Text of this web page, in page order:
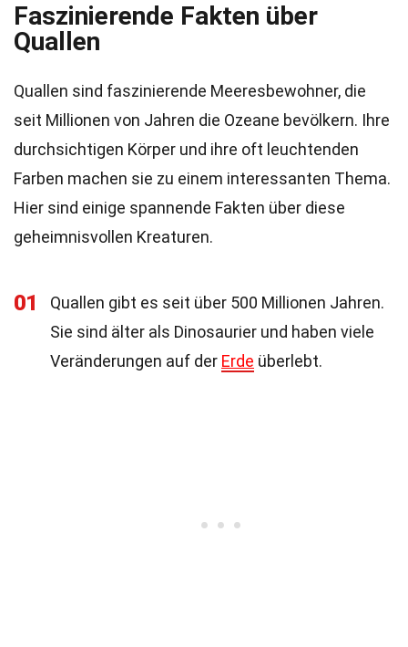
Faszinierende Fakten über
Quallen
Quallen sind faszinierende Meeresbewohner, die
seit Millionen von Jahren die Ozeane bevölkern. Ihre
durchsichtigen Körper und ihre oft leuchtenden
Farben machen sie zu einem interessanten Thema.
Hier sind einige spannende Fakten über diese
geheimnisvollen Kreaturen.
01
Quallen gibt es seit über 500 Millionen Jahren.
Sie sind älter als Dinosaurier und haben viele
Veränderungen auf der Erde überlebt.